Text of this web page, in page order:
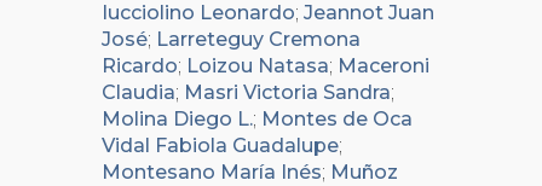
Iucciolino Leonardo; Jeannot Juan
José; Larreteguy Cremona
Ricardo; Loizou Natasa; Maceroni
Claudia; Masri Victoria Sandra;
Molina Diego L.; Montes de Oca
Vidal Fabiola Guadalupe;
Montesano María Inés; Muñoz